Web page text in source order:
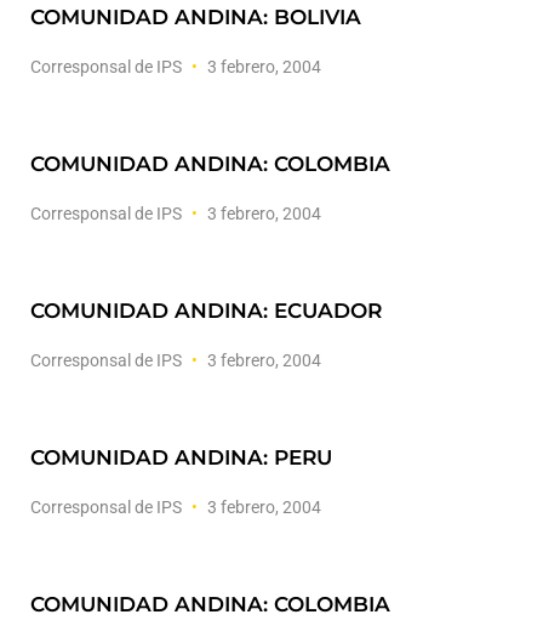
COMUNIDAD ANDINA: BOLIVIA
Corresponsal de IPS 3 febrero, 2004
COMUNIDAD ANDINA: COLOMBIA
Corresponsal de IPS 3 febrero, 2004
COMUNIDAD ANDINA: ECUADOR
Corresponsal de IPS 3 febrero, 2004
COMUNIDAD ANDINA: PERU
Corresponsal de IPS 3 febrero, 2004
COMUNIDAD ANDINA: COLOMBIA